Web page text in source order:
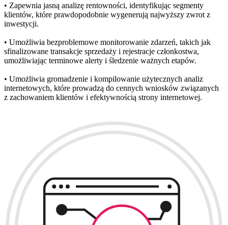
• Zapewnia jasną analizę rentowności, identyfikując segmenty
klientów, które prawdopodobnie wygenerują najwyższy zwrot z
inwestycji.
• Umożliwia bezproblemowe monitorowanie zdarzeń, takich jak
sfinalizowane transakcje sprzedaży i rejestracje członkostwa,
umożliwiając terminowe alerty i śledzenie ważnych etapów.
• Umożliwia gromadzenie i kompilowanie użytecznych analiz
internetowych, które prowadzą do cennych wniosków związanych
z zachowaniem klientów i efektywnością strony internetowej.